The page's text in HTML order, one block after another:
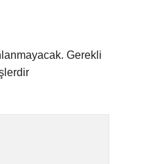
Gerekli